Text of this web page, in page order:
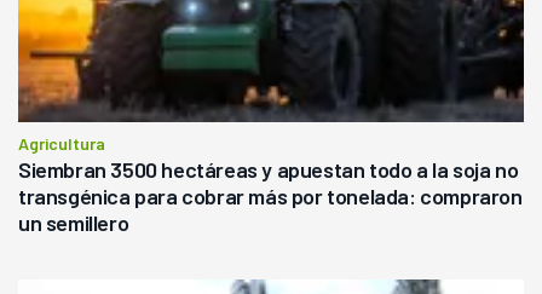
Agricultura
Siembran 3500 hectáreas y apuestan todo a la soja no
transgénica para cobrar más por tonelada: compraron
un semillero